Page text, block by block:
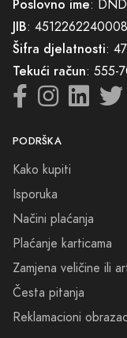
Poslovno ime:
JIB: 4512262240008
Šifra djelatnosti:
Tekući račun: 555-
PODRŠKA
Kako kupiti
Isporuka
Načini plaćanja
Plaćanje karticama
Zamjena veličine ili
Česta pitanja
Reklamacioni